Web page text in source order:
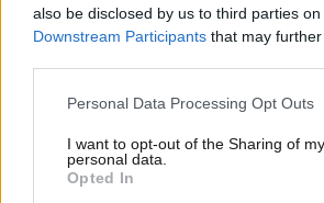
also be disclosed by us to third parties on
Downstream Participants that may
Please note that this website/app uses
not limited to your visit or usage
grant or deny consent to Google and its
use your data for below specified
Personal Data Processing Opt Outs
I want to opt-out of the Sharing of my
personal data.
Opted In
Με αγάπη και σεβασμό δίπλα στα